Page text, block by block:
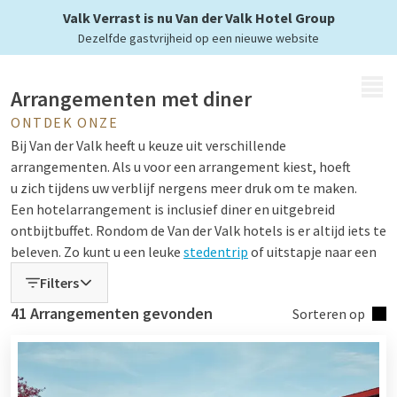
Valk Verrast is nu Van der Valk Hotel Group
Dezelfde gastvrijheid op een nieuwe website
met diner
Arrangementen met diner
ONTDEK ONZE
Bij Van der Valk heeft u keuze uit verschillende
arrangementen. Als u voor een arrangement kiest, hoeft
u zich tijdens uw verblijf nergens meer druk om te maken.
Een hotelarrangement is inclusief diner en uitgebreid
ontbijtbuffet. Rondom de Van der Valk hotels is er altijd iets te
beleven. Zo kunt u een leuke stedentrip of uitstapje naar een
museum of attractiepark maken.
Bent u liever actief bezig tijdens uw verblijf? Op de mooie
locaties van de hotels kunt u mooie wandel- en fietstochten
maken. Bij veel hotels kunt u een (elektrische) fiets huren,
beveiligd stallen bij het hotel. Bent u geïnteresseerd in een
Filters
41 Arrangementen gevonden Sorteren op